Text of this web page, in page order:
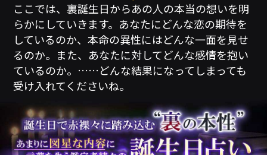
ここでは、裏誕生日からあの人の本当の想いを明
らかにしていきます。あなたにどんな恋の期待を
しているのか、本命の異性にはどんな一面を見せ
るのか。また、あなたに対してどんな感情を抱い
ているのか。……どんな結果になってしまっても
受け入れてくださいね。